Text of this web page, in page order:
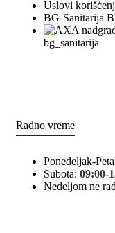
Uslovi
BG-Sanitarija
bg_sanitarija
Radno vreme
Ponedeljak-
Subota: 09:00-
Nedeljom ne